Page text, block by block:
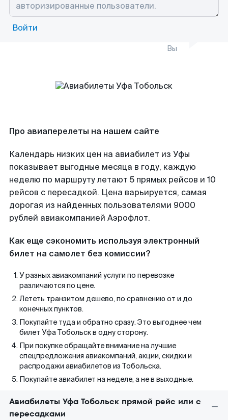
Войти
Вы
Про авиаперелеты на нашем сайте
Календарь низких цен на авиабилет из Уфы
показывает выгодные месяца в году, каждую
неделю по маршруту летают 5 прямых рейсов и 10
рейсов с пересадкой. Цена варьируется, самая
дорогая из найденных пользователями 9000
рублей авиакомпанией Аэрофлот.
Как еще сэкономить используя электронный
билет на самолет без комиссии?
У разных авиакомпаний услуги по перевозке
различаются по цене.
Лететь транзитом дешево, по сравнению от и до
конечных пунктов.
Покупайте туда и обратно сразу. Это выгоднее чем
билет Уфа Тобольск в одну сторону.
При покупке обращайте внимание на лучшие
спецпредложения авиакомпаний, акции, скидки и
распродажи авиабилетов из Тобольска.
Покупайте авиабилет на неделе, а не в выходные.
Авиабилеты Уфа Тобольск прямой рейс или с
пересадками